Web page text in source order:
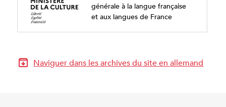
générale à la langue française
et aux langues de France
Naviguer dans les archives du site en allemand